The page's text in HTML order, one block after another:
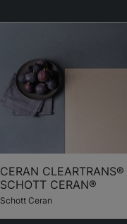
CERAN CLEARTRANS® |
SCHOTT CERAN®
Schott Ceran